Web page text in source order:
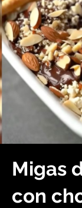
Migas
con